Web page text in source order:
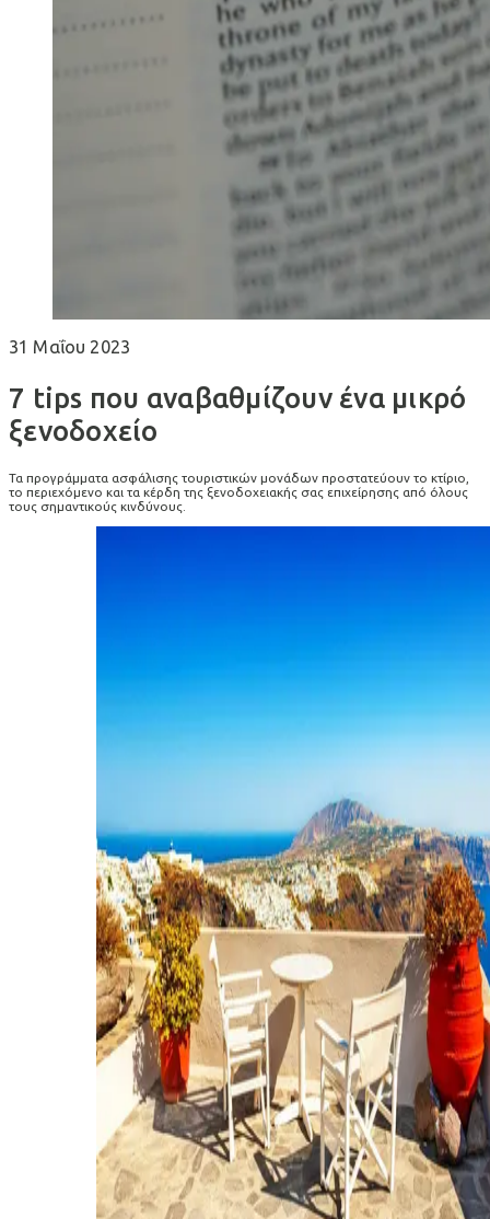
31 Μαΐου 2023
7 tips που αναβαθμίζουν ένα μικρό
ξενοδοχείο
Τα προγράμματα ασφάλισης τουριστικών μονάδων προστατεύουν το κτίριο,
το περιεχόμενο και τα κέρδη της ξενοδοχειακής σας επιχείρησης από όλους
τους σημαντικούς κινδύνους.